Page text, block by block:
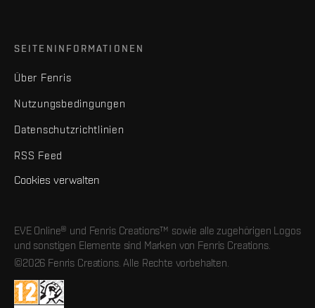
SEITENINFORMATIONEN
Über Fenris
Nutzungsbedingungen
Datenschutzrichtlinien
RSS Feed
Cookies verwalten
EVE Online® und Fenris Creations™ sowie alle zugehörigen Logos
und sonstigen Elemente sind Marken von Fenris Creations.
©2026 Fenris Creations. Alle Rechte vorbehalten.